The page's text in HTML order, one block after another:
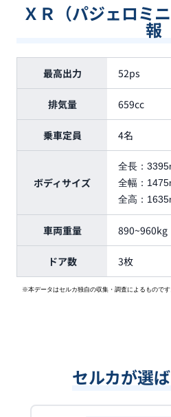
ＸＲ（パジェロミ
報
最高出力 52ps
排気量 659cc
乗車定員 4名
ボディサイズ
全長：
全幅：
全高：
車両重量 890~960kg
ドア数 3枚
※本データはセルカ独自の収集・調査によるものです
セルカが選